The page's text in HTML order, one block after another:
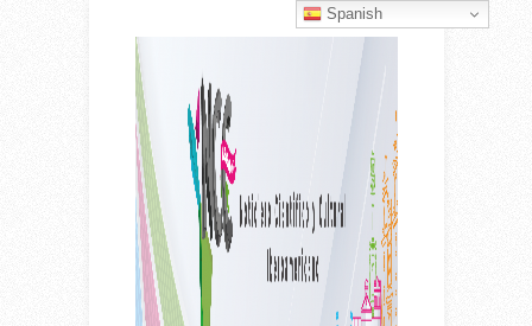
Spanish